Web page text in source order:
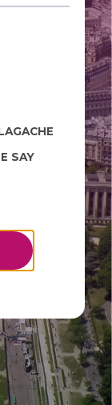
SAY